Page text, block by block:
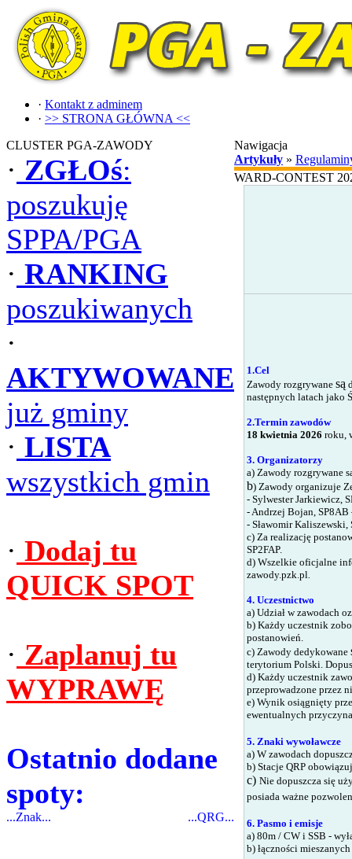
· Kontakt z adminem
· >> STRONA GŁÓWNA <<
CLUSTER PGA-ZAWODY
· ZGŁOś:
poszukuję
SPPA/PGA
· RANKING
poszukiwanych
·
AKTYWOWANE
już gminy
· LISTA
wszystkich gmin
· Dodaj tu
QUICK SPOT
· Zaplanuj tu
WYPRAWĘ
Ostatnio dodane
spoty:
...Znak... ...QRG...
Nawigacja
Artykuły »
WARD-CONTEST
1.Cel
Zawody rozgrywane są
następnych latach jako
2.Termin zawodów
18 kwietnia 2026 roku,
3. Organizatorzy
a) Zawody rozgrywane
b) Zawody organizuje
- Sylwester Jarkiewicz,
- Andrzej Bojan,
- Sławomir Kaliszewski,
c) Za realizację
SP2FAP.
d) Wszelkie oficjalne
zawody.pzk.pl
4. Uczestnictwo
a) Udział w zawodach
b)Każdy uczestnik
postanowień.
c)Zawody dedykowane
terytorium Polski.
d)Każdy uczestnik
przeprowadzone przez
e)Wynik osiągnięty
ewentualnych
5. Znaki wywoławcze
a) Wzawodach
b) Stacje QRP
c) Nie dopuszcza się
posiada ważne
6. Pasmo i emisje
a) 80m / CW i SSB -
b) łączności mieszanych